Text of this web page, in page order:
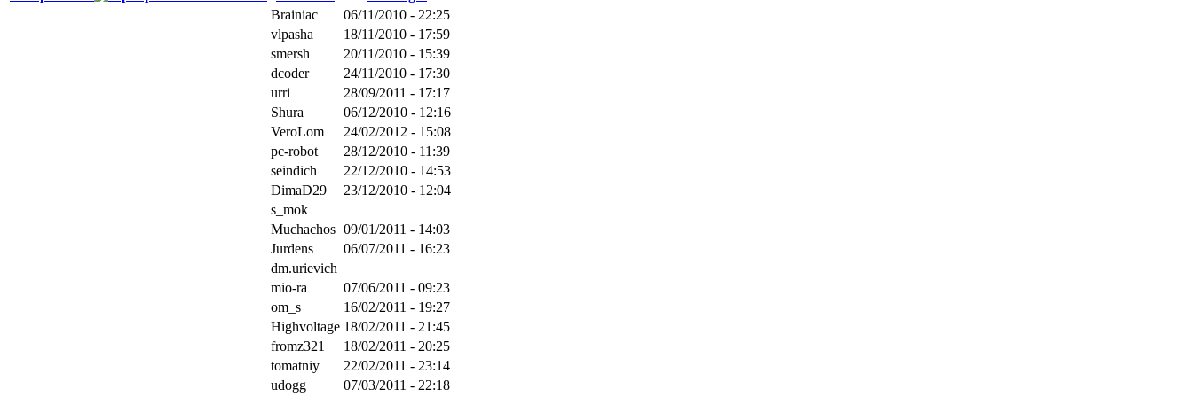
Brainiac
06/11/2010 - 22:25
vlpasha
18/11/2010 - 17:59
smersh
20/11/2010 - 15:39
dcoder
24/11/2010 - 17:30
urri
28/09/2011 - 17:17
Shura
06/12/2010 - 12:16
VeroLom
24/02/2012 - 15:08
pc-robot
28/12/2010 - 11:39
seindich
22/12/2010 - 14:53
DimaD29
23/12/2010 - 12:04
s_mok
Muchachos 09/01/2011 - 14:03
Jurdens
06/07/2011 - 16:23
dm.urievich
mio-ra
07/06/2011 - 09:23
om_s
16/02/2011 - 19:27
Highvoltage 18/02/2011 - 21:45
fromz321
18/02/2011 - 20:25
tomatniy
22/02/2011 - 23:14
udogg
07/03/2011 - 22:18